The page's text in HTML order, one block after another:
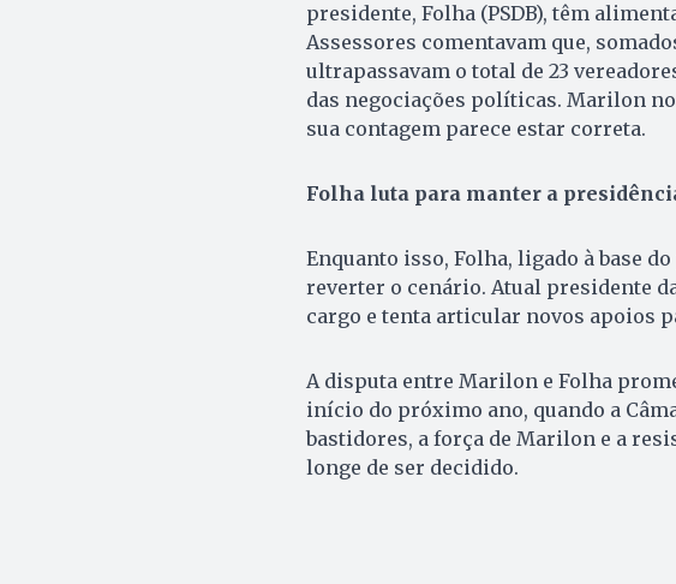
presidente, Folha (PSDB), têm
Assessores comentavam que,
ultrapassavam o total de 23
das negociações políticas. Marilon
sua contagem parece estar correta.
Folha luta para manter a
Enquanto isso, Folha, ligado à base
reverter o cenário. Atual presidente
cargo e tenta articular novos apoios
A disputa entre Marilon e Folha
início do próximo ano, quando a
bastidores, a força de Marilon e a
longe de ser decidido.